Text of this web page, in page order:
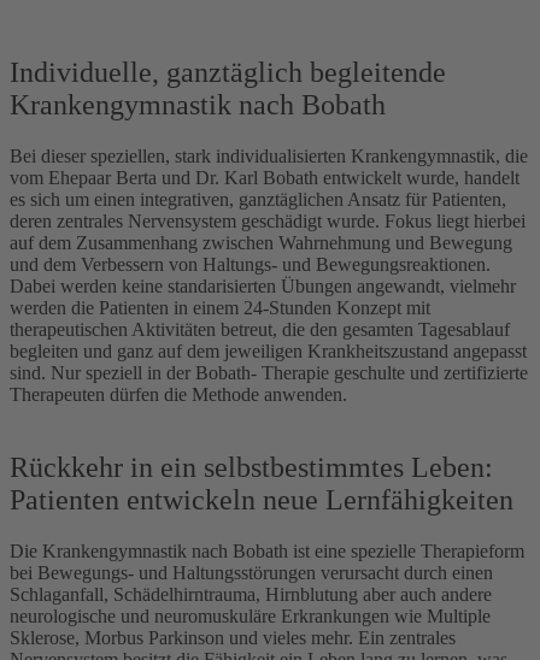
Individuelle, ganztäglich begleitende
Krankengymnastik nach Bobath
Bei dieser speziellen, stark individualisierten Krankengymnastik, die
vom Ehepaar Berta und Dr. Karl Bobath entwickelt wurde, handelt
es sich um einen integrativen, ganztäglichen Ansatz für Patienten,
deren zentrales Nervensystem geschädigt wurde. Fokus liegt hierbei
auf dem Zusammenhang zwischen Wahrnehmung und Bewegung
und dem Verbessern von Haltungs- und Bewegungsreaktionen.
Dabei werden keine standarisierten Übungen angewandt, vielmehr
werden die Patienten in einem 24-Stunden Konzept mit
therapeutischen Aktivitäten betreut, die den gesamten Tagesablauf
begleiten und ganz auf dem jeweiligen Krankheitszustand angepasst
sind. Nur speziell in der Bobath- Therapie geschulte und zertifizierte
Therapeuten dürfen die Methode anwenden.
Rückkehr in ein selbstbestimmtes Leben:
Patienten entwickeln neue Lernfähigkeiten
Die Krankengymnastik nach Bobath ist eine spezielle Therapieform
bei Bewegungs- und Haltungsstörungen verursacht durch einen
Schlaganfall, Schädelhirntrauma, Hirnblutung aber auch andere
neurologische und neuromuskuläre Erkrankungen wie Multiple
Sklerose, Morbus Parkinson und vieles mehr. Ein zentrales